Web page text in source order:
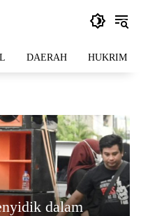
DAERAH HUKRIM
dalam